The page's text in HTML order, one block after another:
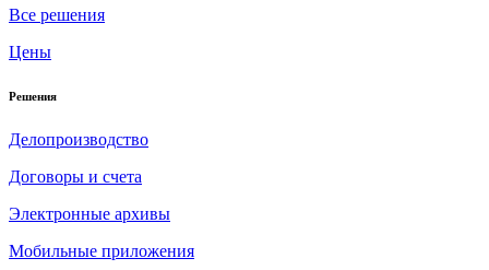
Все решения
Цены
Решения
Делопроизводство
Договоры и счета
Электронные архивы
Мобильные приложения